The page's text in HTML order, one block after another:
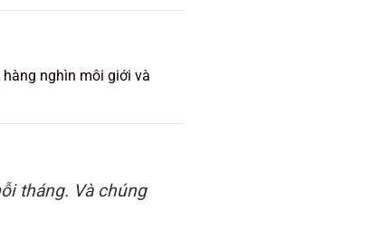
hàng nghìn môi giới và
tháng. Và chúng